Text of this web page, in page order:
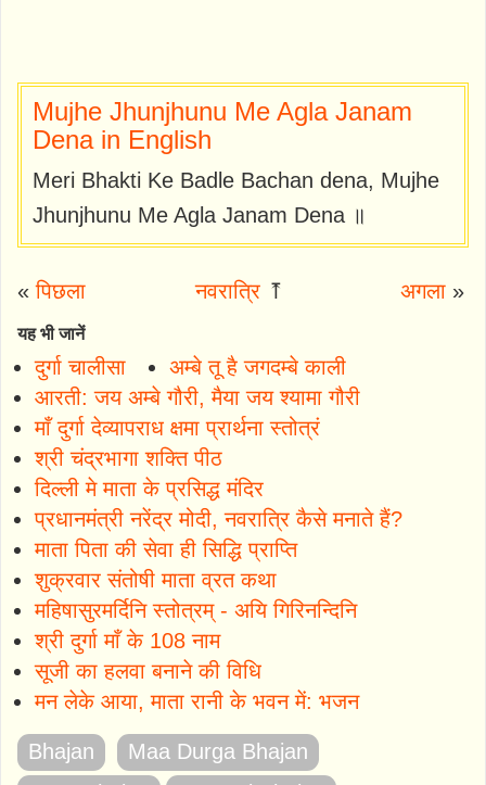
Mujhe Jhunjhunu Me Agla Janam
Dena in English
Meri Bhakti Ke Badle Bachan dena, Mujhe
Jhunjhunu Me Agla Janam Dena ॥
«पिछला नवरात्रि ⤒ अगला»
यह भी जानें
दुर्गा चालीसा
अम्बे तू है जगदम्बे काली
आरती: जय अम्बे गौरी, मैया जय श्यामा गौरी
माँ दुर्गा देव्यापराध क्षमा प्रार्थना स्तोत्रं
श्री चंद्रभागा शक्ति पीठ
दिल्ली मे माता के प्रसिद्ध मंदिर
प्रधानमंत्री नरेंद्र मोदी, नवरात्रि कैसे मनाते हैं?
माता पिता की सेवा ही सिद्धि प्राप्ति
शुक्रवार संतोषी माता व्रत कथा
महिषासुरमर्दिनि स्तोत्रम् - अयि गिरिनन्दिनि
श्री दुर्गा माँ के 108 नाम
सूजी का हलवा बनाने की विधि
मन लेके आया, माता रानी के भवन में: भजन
Bhajan
Maa Durga Bhajan